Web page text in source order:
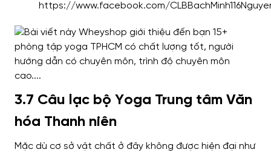
https://www.facebook.com/
3.7 Câu lạc bộ Yoga Trung tâm Văn
hóa Thanh niên
Mặc dù cơ sở vật chất ở đây không được hiện đại như